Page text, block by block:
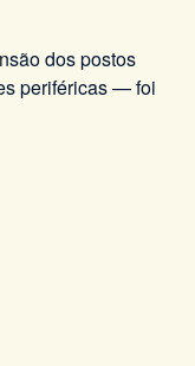
dos postos
periféricas — foi